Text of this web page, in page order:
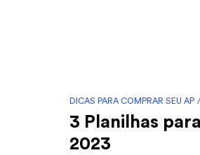
DICAS PARA COMPRAR SEU AP /
3 Planilhas
2023